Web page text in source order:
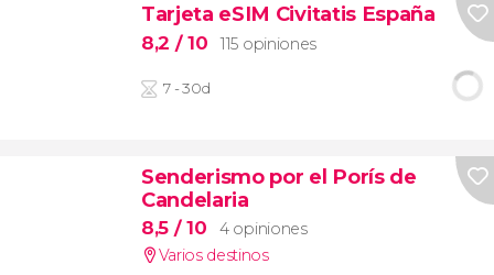
Tarjeta eSIM Civitatis España
8,2 / 10 115 opiniones
7 - 30d
Senderismo por el Porís de
Candelaria
8,5 / 10
4 opiniones
Varios destinos